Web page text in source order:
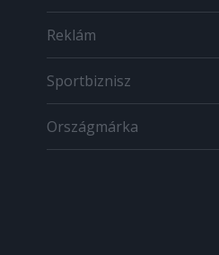
Reklám
Sportbiznisz
Országmárka